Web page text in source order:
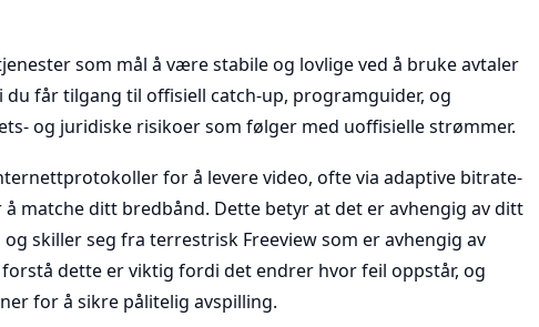
som mål å være stabile og lovlige ved å bruke avtaler
får tilgang til offisiell catch-up, programguider, og
og juridiske risikoer som følger med uoffisielle strømmer.
for å levere video, ofte via adaptive bitrate-
matche ditt bredbånd. Dette betyr at det er avhengig av ditt
skiller seg fra terrestrisk Freeview som er avhengig av
dette er viktig fordi det endrer hvor feil oppstår, og
for å sikre pålitelig avspilling.